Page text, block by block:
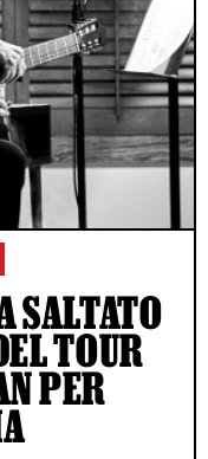
SALTATO
TOUR
PER